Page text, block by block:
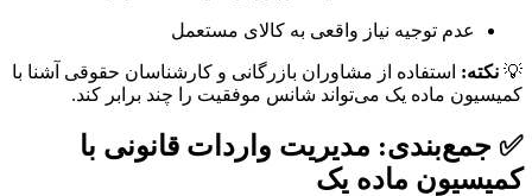
عدم توجیه نیاز واقعی به کالای مستعمل
💡 نکته: استفاده از مشاوران بازرگانی و کارشناسان حقوقی آشنا با
کمیسیون ماده یک می‌تواند شانس موفقیت را چند برابر کند.
✅ جمع‌بندی: مدیریت واردات قانونی با
کمیسیون ماده یک